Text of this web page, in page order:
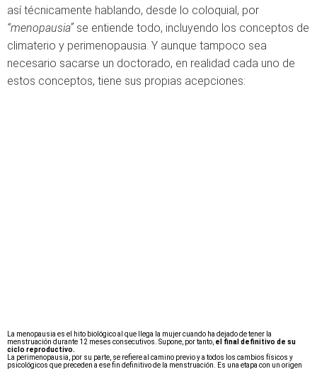
así técnicamente hablando, desde lo coloquial, por
“menopausia” se entiende todo, incluyendo los conceptos de
climaterio y perimenopausia. Y aunque tampoco sea
necesario sacarse un doctorado, en realidad cada uno de
estos conceptos, tiene sus propias acepciones:
La menopausia es el hito biológico al que llega la mujer cuando ha dejado de tener la
menstruación durante 12 meses consecutivos. Supone, por tanto, el final definitivo de su
ciclo reproductivo.
La perimenopausia, por su parte, se refiere al camino previo y a todos los cambios físicos y
psicológicos que preceden a ese fin definitivo de la menstruación. Es una etapa con un origen